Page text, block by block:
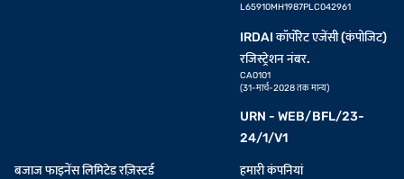
L65910MH1987PLC042961
IRDAI कॉर्पोरेट एजेंसी (कंपोजिट)
रजिस्ट्रेशन नंबर.
CA0101
(31-मार्च-2028 तक मान्य)
URN - WEB/BFL/23-
24/1/V1
बजाज फाइनेंस लिमिटेड रज़िस्टर्ड
हमारी कंपनियां